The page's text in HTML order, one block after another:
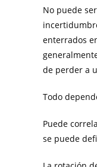
No puede
enterrados
de perder a
Todo
Puede
se puede